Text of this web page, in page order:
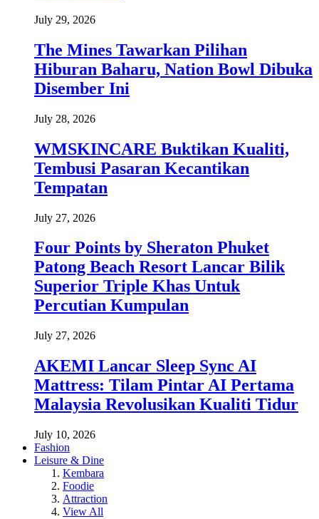
July 29, 2026
The Mines Tawarkan Pilihan
Hiburan Baharu, Nation Bowl Dibuka
Disember Ini
July 28, 2026
WMSKINCARE Buktikan Kualiti,
Tembusi Pasaran Kecantikan
Tempatan
July 27, 2026
Four Points by Sheraton Phuket
Patong Beach Resort Lancar Bilik
Superior Triple Khas Untuk
Percutian Kumpulan
July 27, 2026
AKEMI Lancar Sleep Sync AI
Mattress: Tilam Pintar AI Pertama
Malaysia Revolusikan Kualiti Tidur
July 10, 2026
Fashion
Leisure & Dine
Kembara
Foodie
Attraction
View All